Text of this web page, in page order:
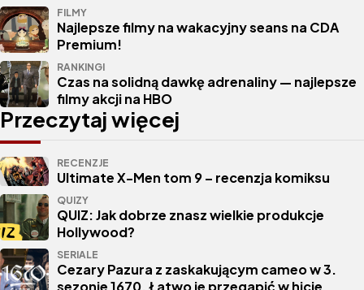
FILMY
Najlepsze filmy na wakacyjny seans na CDA
Premium!
RANKINGI
Czas na solidną dawkę adrenaliny — najlepsze
filmy akcji na HBO
Przeczytaj więcej
RECENZJE
Ultimate X-Men tom 9 – recenzja komiksu
QUIZY
QUIZ: Jak dobrze znasz wielkie produkcje
Hollywood?
SERIALE
Cezary Pazura z zaskakującym cameo w 3.
sezonie 1670. Łatwo je przegapić w hicie